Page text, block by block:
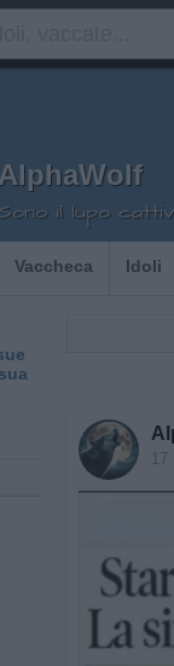
AlphaWolf
Sono il lupo
Vaccheca Idoli
17